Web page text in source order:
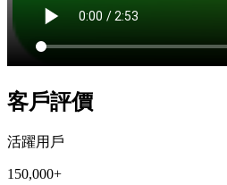
客戶評價
活躍用戶
150,000+